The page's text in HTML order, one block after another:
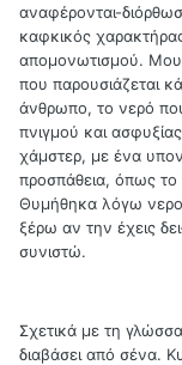
αναφέρονται-
καφκικός
απομονωτισμού. Μου
που παρουσιάζεται
άνθρωπο, το νερό
πνιγμού και
χάμστερ, με ένα
προσπάθεια, όπως
Θυμήθηκα λόγω
ξέρω αν την έχεις
συνιστώ.
Σχετικά με τη
διαβάσει από σένα.